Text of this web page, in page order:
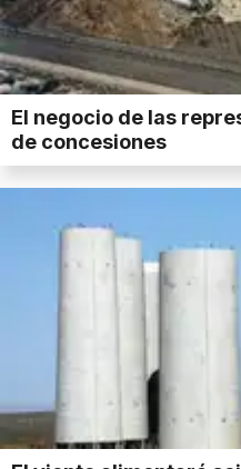
El negocio de las
de concesiones